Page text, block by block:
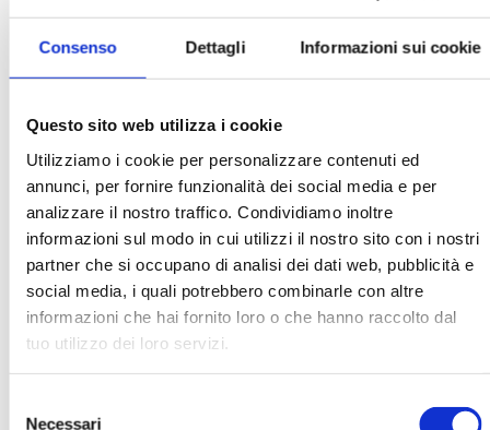
Consenso Dettagli Informazioni sui cookie
Questo sito web utilizza i cookie
Utilizziamo i cookie per personalizzare contenuti ed
annunci, per fornire funzionalità dei social media e per
analizzare il nostro traffico. Condividiamo inoltre
informazioni sul modo in cui utilizzi il nostro sito con i nostri
partner che si occupano di analisi dei dati web, pubblicità e
social media, i quali potrebbero combinarle con altre
informazioni che hai fornito loro o che hanno raccolto dal
tuo utilizzo dei loro servizi.
Necessari
BANCARIA N. 1/2009
MOSTRA